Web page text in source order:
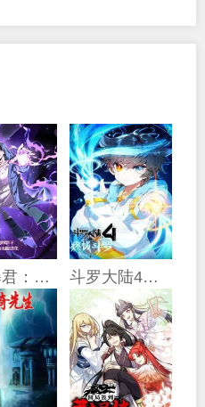
异狱暴君：我的影子能无限进化 斗罗大陆4终极斗罗